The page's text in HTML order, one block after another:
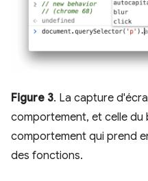
Figure 3. La capture
comportement, et celle du
comportement qui prend
des fonctions.